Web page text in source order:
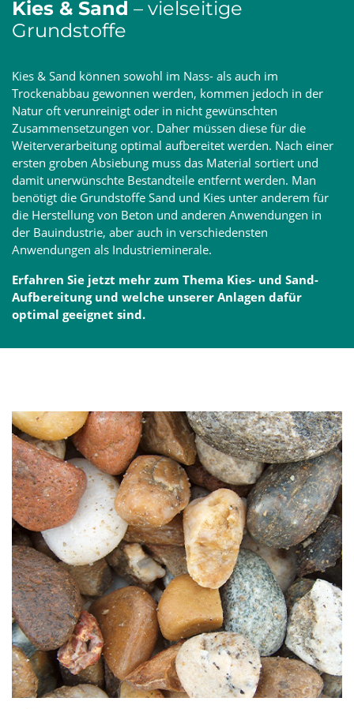
Kies & Sand – vielseitige
Grundstoffe
Kies & Sand können sowohl im Nass- als auch im
Trockenabbau gewonnen werden, kommen jedoch in der
Natur oft verunreinigt oder in nicht gewünschten
Zusammensetzungen vor. Daher müssen diese für die
Weiterverarbeitung optimal aufbereitet werden. Nach einer
ersten groben Absiebung muss das Material sortiert und
damit unerwünschte Bestandteile entfernt werden. Man
benötigt die Grundstoffe Sand und Kies unter anderem für
die Herstellung von Beton und anderen Anwendungen in
der Bauindustrie, aber auch in verschiedensten
Anwendungen als Industrieminerale.
Erfahren Sie jetzt mehr zum Thema Kies- und Sand-
Aufbereitung und welche unserer Anlagen dafür
optimal geeignet sind.